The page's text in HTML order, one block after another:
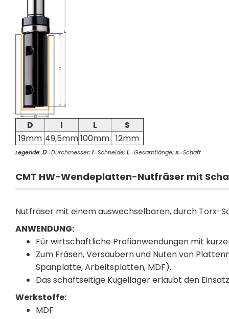
D I L
S
19mm 49,5mm100mm 12mm
Legende: D=Durchmesser;I=Schneide;L=Gesamtlänge;S=Schaft
CMT HW-Wendeplatten-Nutfräser mit
Nutfräser mit einem auswechselbaren, durch Torx-
ANWENDUNG:
Für wirtschaftliche Profianwendungen mit
Zum Fräsen, Versäubern und Nuten von
Spanplatte, Arbeitsplatten, MDF).
Das schaftseitige Kugellager erlaubt den
Werkstoffe:
MDF